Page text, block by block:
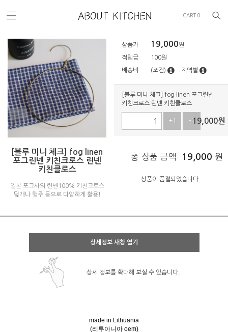
CART0
[블루 미니 체크] fog linen
포그린넨 키친크로스 린넨
키친클로스
일본 포그사의 린넨100% 키친크로스
덮개나 행주 등으로 다양하게 활용!
상품가 19,000원
적립금 100원
배송비 (조건) 지역별
[블루 미니 체크] fog linen 포그린넨
키친크로스 린넨 키친클로스
+1 -119,000원
총 상품 금액 19,000 원
상품이 품절되었습니다.
상세정보 새창 열기
상세 정보를 확대해 보실 수 있습니다.
made in Lithuania
(리투아니아 oem)